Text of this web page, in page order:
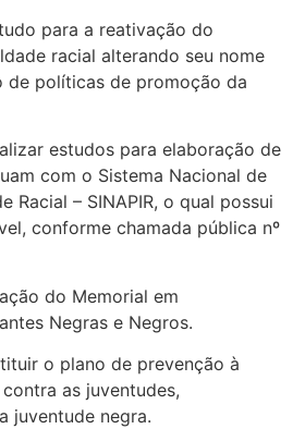
para a reativação do
racial alterando seu nome
de políticas de promoção da
estudos para elaboração de
com o Sistema Nacional de
Racial – SINAPIR, o qual possui
conforme chamada pública nº
do Memorial em
Negras e Negros.
o plano de prevenção à
as juventudes,
juventude negra.